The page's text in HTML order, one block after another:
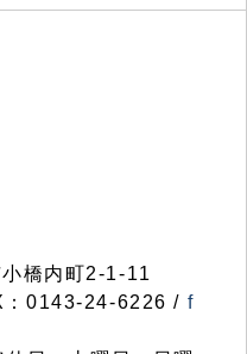
橋内町2-1-11
0143-24-6226 / f